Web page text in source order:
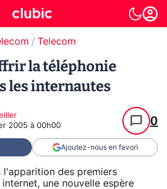
Telecom
la téléphonie
les internautes
2005 à 00h00 0
Ajoutez-nous en favori
l'apparition des premiers
une nouvelle espère